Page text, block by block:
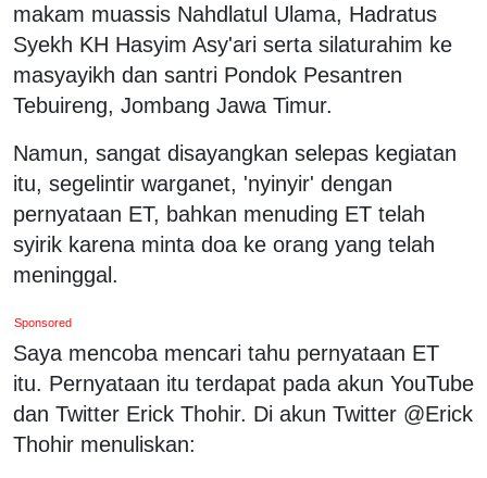
makam muassis Nahdlatul Ulama, Hadratus
Syekh KH Hasyim Asy'ari serta silaturahim ke
masyayikh dan santri Pondok Pesantren
Tebuireng, Jombang Jawa Timur.
Namun, sangat disayangkan selepas kegiatan
itu, segelintir warganet, 'nyinyir' dengan
pernyataan ET, bahkan menuding ET telah
syirik karena minta doa ke orang yang telah
meninggal.
Sponsored
Saya mencoba mencari tahu pernyataan ET
itu. Pernyataan itu terdapat pada akun YouTube
dan Twitter Erick Thohir. Di akun Twitter @Erick
Thohir menuliskan: